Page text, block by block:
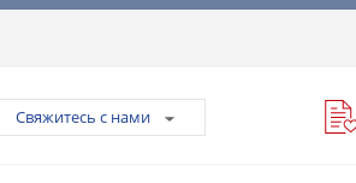
Свяжитесь с нами